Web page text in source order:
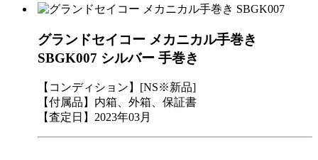
グランドセイコー メカニカル手巻き
SBGK007 シルバー 手巻き
【コンディション】[NS※新品]
【付属品】内箱、外箱、保証書
【査定日】2023年03月